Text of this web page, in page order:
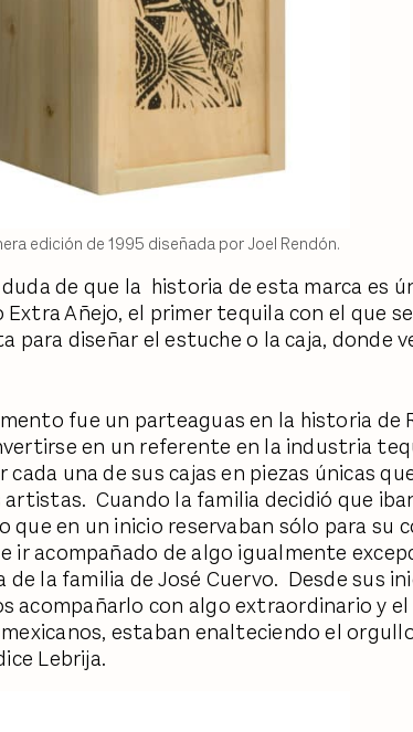
edición de 1995 diseñada por Joel Rendón.
de que la historia de esta marca es
Extra Añejo, el primer tequila con el que
para diseñar el estuche o la caja, donde
fue un parteaguas en la historia de
en un referente en la industria
una de sus cajas en piezas únicas
artistas. Cuando la familia decidió que
que en un inicio reservaban sólo para su
ir acompañado de algo igualmente
de la familia de José Cuervo. Desde sus
acompañarlo con algo extraordinario y
estaban enalteciendo el
Lebrija.